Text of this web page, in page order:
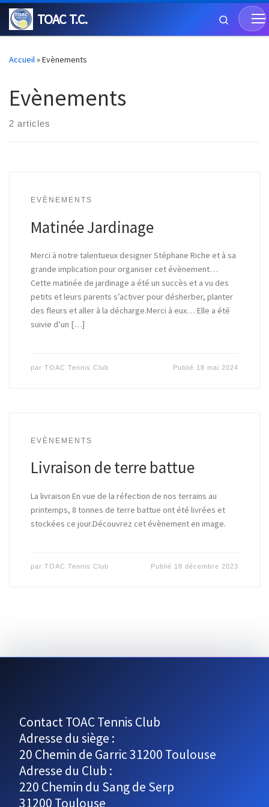
Skip to content
TOAC T.C. Search
Accueil»Evènements
Evènements
2 articles
EVÈNEMENTS
Matinée Jardinage
Merci à notre talentueux designer Stéphane Riche et à sa
grande implication pour organiser cet évènement…
Cette matinée de jardinage a été un succès et a vu des
petits et leurs parents s’activer pour désherber, planter
des fleurs et aller à la décharge.Merci à eux… Elle a été
suivie d’un […]
par TOAC Tennis Club Publié 18 mai 2024
EVÈNEMENTS
Livraison de terre battue
La livraison En vue de la réfection de nos terrains au
printemps, 8 tonnes de terre battue ont été livrées et
stockées ce jour.Découvrez cet évènement en image.
par TOAC Tennis Club Publié 18 décembre 2023
Contact TOAC Tennis Club
Adresse du siège :
20 Chemin de Garric 31200 Toulouse
Adresse du Club :
220 Chemin du Sang de Serp
31200 Toulouse